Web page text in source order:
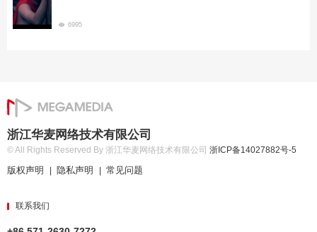
6995
浙江华麦网络技术有限公司
© All Rights Reserved By 浙江华麦网络技术有限公司 浙ICP备14027882号-5
版权声明 | 隐私声明 | 常见问题
联系我们